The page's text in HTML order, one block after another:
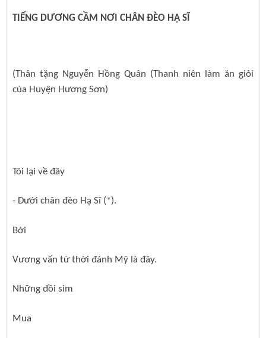
TIẾNG DƯƠNG CẦM NƠI CHÂN ĐÈO HẠ SĨ
(Thân tặng Nguyễn Hồng Quân (Thanh niên làm ăn giỏi
của Huyện Hương Sơn)
Tôi lại về đây
- Dưới chân đèo Hạ Sĩ (*).
Bởi
Vương vấn từ thời đánh Mỹ là đây.
Những đồi sim
Mua